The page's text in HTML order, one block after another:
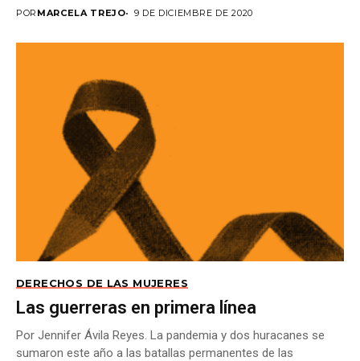
POR MARCELA TREJO 9 DE DICIEMBRE DE 2020
DERECHOS DE LAS MUJERES
Las guerreras en primera línea
Por Jennifer Ávila Reyes. La pandemia y dos huracanes se
sumaron este año a las batallas permanentes de las